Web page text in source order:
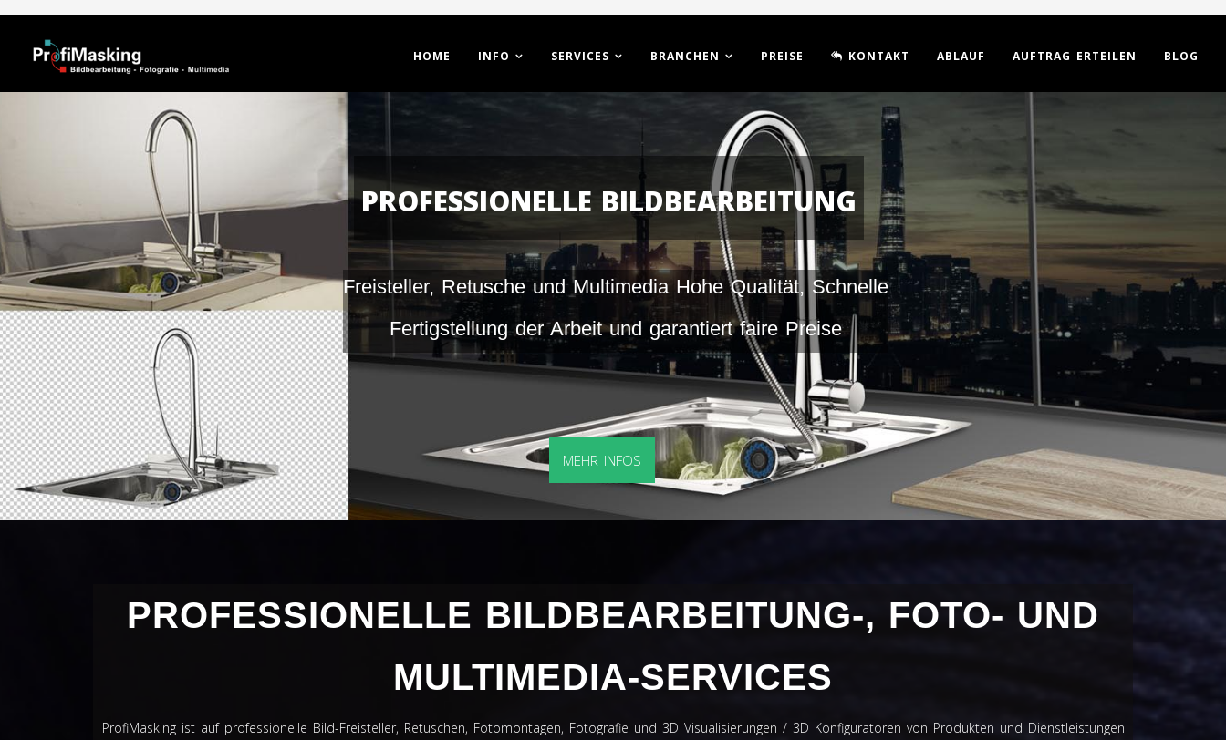
HOME INFO SERVICES BRANCHEN PREISE KONTAKT ABLAUF AUFTRAG ERTEILEN BLOG
PROFESSIONELLE BILDBEARBEITUNG
Freisteller, Retusche und Multimedia Hohe Qualität, Schnelle
Fertigstellung der Arbeit und garantiert faire Preise
MEHR INFOS
PROFESSIONELLE BILDBEARBEITUNG-, FOTO- UND
MULTIMEDIA-SERVICES
ProfiMasking ist auf professionelle Bild-Freisteller, Retuschen, Fotomontagen, Fotografie und 3D Visualisierungen / 3D Konfiguratoren von Produkten und Dienstleistungen